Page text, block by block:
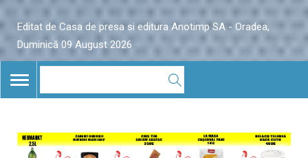
Editat de Casa de presa si editura Anotimp SA - Oradea,
Duminică 09 August 2026
TOGGLE
NAVIGATION